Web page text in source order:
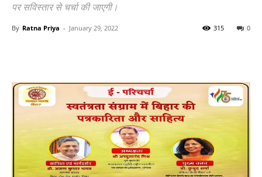
पर सविस्तार से चर्चा की जाएगी।
By Ratna Priya - January 29, 2022 0
315